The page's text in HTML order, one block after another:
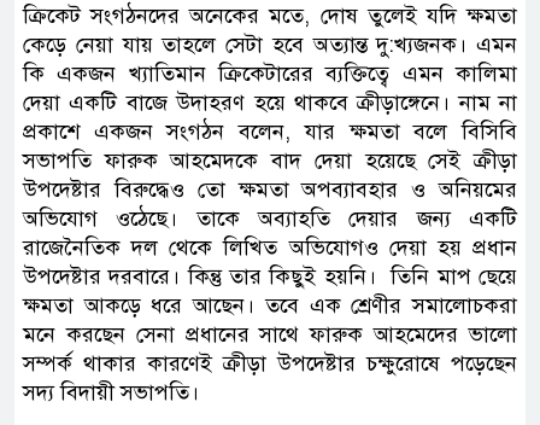
ক্রিকেট সংগঠনদের অনেকের মতে, দোষ তুলেই যদি ক্ষমতা
কেড়ে নেয়া যায় তাহলে সেটা হবে অত্যান্ত দু:খ্যজনক। এমন
কি একজন খ্যাতিমান ক্রিকেটারের ব্যক্তিত্বে এমন কালিমা
দেয়া একটি বাজে উদাহরণ হয়ে থাকবে ক্রীড়াঙ্গেনে। নাম না
প্রকাশে একজন সংগঠন বলেন, যার ক্ষমতা বলে বিসিবি
সভাপতি ফারুক আহমেদকে বাদ দেয়া হয়েছে সেই ক্রীড়া
উপদেষ্টার বিরুদ্ধেও তো ক্ষমতা অপব্যাবহার ও অনিয়মের
অভিযোগ ওঠেছে। তাকে অব্যাহতি দেয়ার জন্য একটি
রাজেনৈতিক দল থেকে লিখিত অভিযোগও দেয়া হয় প্রধান
উপদেষ্টার দরবারে। কিন্তু তার কিছুই হয়নি। তিনি মাপ ছেয়ে
ক্ষমতা আকড়ে ধরে আছেন। তবে এক শ্রেণীর সমালোচকরা
মনে করছেন সেনা প্রধানের সাথে ফারুক আহমেদের ভালো
সম্পর্ক থাকার কারণেই ক্রীড়া উপদেষ্টার চক্ষুরোষে পড়েছেন
সদ্য বিদায়ী সভাপতি।